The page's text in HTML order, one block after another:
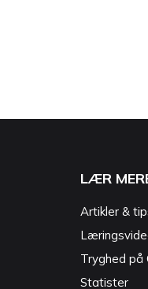
LÆR
Artikler &
Tryghed på
Statister